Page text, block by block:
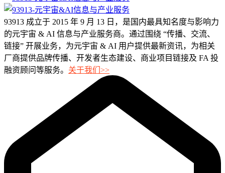
93913 成立于 2015 年 9 月 13 日，是国内最具知名度与影响力
的元宇宙 & AI 信息与产业服务商。通过围绕 “传播、交流、
链接” 开展业务，为元宇宙 & AI 用户提供最新资讯，为相关
厂商提供品牌传播、开发者生态建设、商业项目链接及 FA 投
融资顾问等服务。 关于我们>>